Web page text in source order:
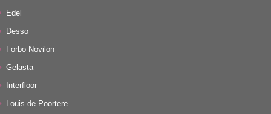
Edel
Desso
Forbo Novilon
Gelasta
Interfloor
Louis de Poortere